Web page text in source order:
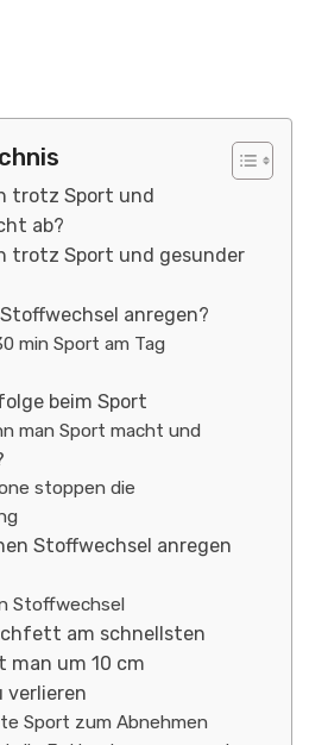
trotz Sport und
ab?
trotz Sport und gesunder
anregen?
min Sport am Tag
beim Sport
man Sport macht und
stoppen die
Stoffwechsel anregen
Stoffwechsel
am schnellsten
man um 10 cm
verlieren
Sport zum Abnehmen